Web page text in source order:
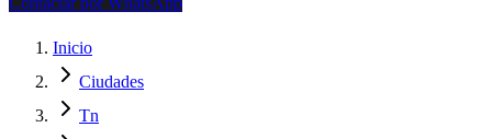
Inicio
Ciudades
Tn